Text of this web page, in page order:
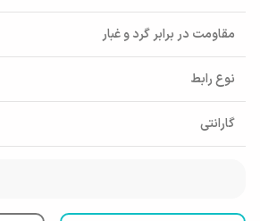
مقاومت در برابر گرد و غبار
نوع رابط
گارانتی